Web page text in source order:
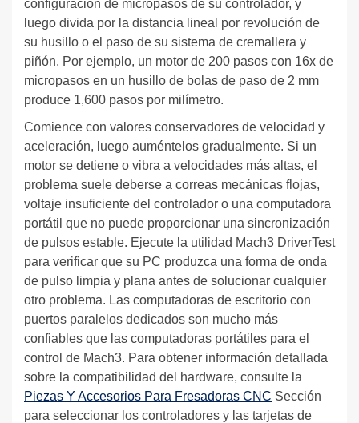
configuración de micropasos de su controlador, y
luego divida por la distancia lineal por revolución de
su husillo o el paso de su sistema de cremallera y
piñón. Por ejemplo, un motor de 200 pasos con 16x de
micropasos en un husillo de bolas de paso de 2 mm
produce 1,600 pasos por milímetro.
Comience con valores conservadores de velocidad y
aceleración, luego auméntelos gradualmente. Si un
motor se detiene o vibra a velocidades más altas, el
problema suele deberse a correas mecánicas flojas,
voltaje insuficiente del controlador o una computadora
portátil que no puede proporcionar una sincronización
de pulsos estable. Ejecute la utilidad Mach3 DriverTest
para verificar que su PC produzca una forma de onda
de pulso limpia y plana antes de solucionar cualquier
otro problema. Las computadoras de escritorio con
puertos paralelos dedicados son mucho más
confiables que las computadoras portátiles para el
control de Mach3. Para obtener información detallada
sobre la compatibilidad del hardware, consulte la
Piezas Y Accesorios Para Fresadoras CNC Sección
para seleccionar los controladores y las tarjetas de